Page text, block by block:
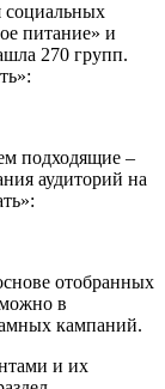
питание» и
270 групп.
подходящие –
аудиторий на
отобранных
в
кампаний.
и их